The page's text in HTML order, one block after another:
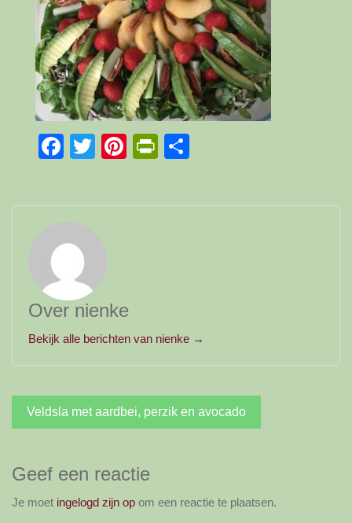
Facebook
TwitterPinterest
PrintFriendly
Over nienke
Bekijk alle berichten van nienke →
Bericht
navigatie
Veldsla met aardbei, perzik en avocado
Geef een reactie
Je moet ingelogd zijn op om een reactie te plaatsen.